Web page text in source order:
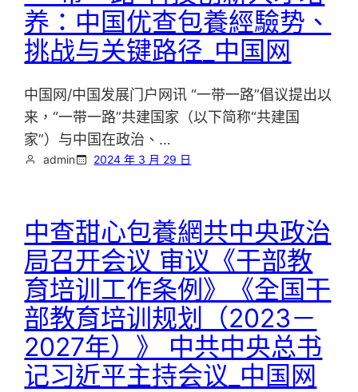
养：中国优查包養經驗势、
挑战与关键路径_中国网
中国网/中国发展门户网讯 “一带一路”倡议提出以
来，“一带一路”共建国家（以下简称“共建国
家”）与中国在政治、…
admin 2024 年 3 月 29 日
中查甜心包養網共中央政治
局召开会议 审议《干部教
育培训工作条例》《全国干
部教育培训规划（2023－
2027年）》 中共中央总书
记习近平主持会议_中国网